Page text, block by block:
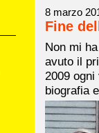
8 marzo
Fine
Non mi
avuto il
2009
biografia